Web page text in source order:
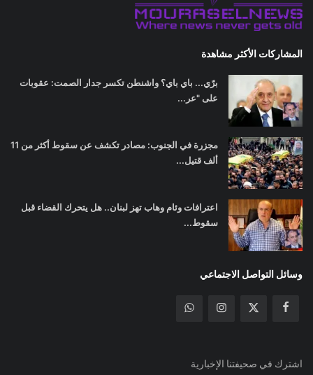
المشاركات الأكثر مشاهدة
برّي... باي باي؟ واشنطن تكسر جدار الصمت: عقوبات
على "عر...
مجزرة في الجنوب: مصادر تكشف عن سقوط أكثر من 11
ألف قتيل...
اعترافات وئام وهاب تهز لبنان.. هل يتحرك القضاء قبل
سقوط...
وسائل التواصل الاجتماعي
اشترك في صحيفتنا الإخبارية